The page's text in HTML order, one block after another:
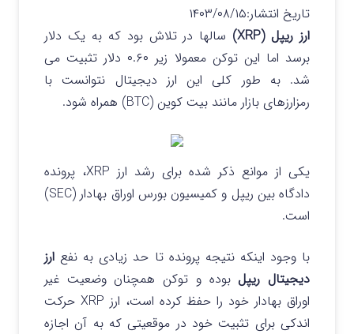
تاریخ انتشار:۱۴۰۳/۰۸/۱۵
ارز ریپل (XRP)
سالها در تلاش بود که به یک دلار
برسد اما این توکن معمولا زیر ۰.۶۰ دلار تثبیت می
شد. به طور کلی این ارز دیجیتال نتوانست با
رمزارزهای بازار مانند بیت کوین (BTC) همراه شود.
یکی از موانع ذکر شده برای رشد ارز XRP، پرونده
دادگاه بین ریپل و کمیسیون بورس اوراق بهادار (SEC)
است.
با وجود اینکه نتیجه پرونده تا حد زیادی به نفعارز
دیجیتال ریپل بوده و توکن همچنان وضعیت غیر
اوراق بهادار خود را حفظ کرده است، ارز XRP حرکت
اندکی برای تثبیت خود در موقعیتی که به آن اجازه